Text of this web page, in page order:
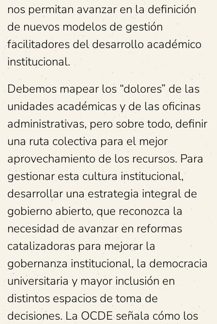
nos permitan avanzar en la definición
de nuevos modelos de gestión
facilitadores del desarrollo académico
institucional.
Debemos mapear los “dolores” de las
unidades académicas y de las oficinas
administrativas, pero sobre todo, definir
una ruta colectiva para el mejor
aprovechamiento de los recursos. Para
gestionar esta cultura institucional,
desarrollar una estrategia integral de
gobierno abierto, que reconozca la
necesidad de avanzar en reformas
catalizadoras para mejorar la
gobernanza institucional, la democracia
universitaria y mayor inclusión en
distintos espacios de toma de
decisiones. La OCDE señala cómo los